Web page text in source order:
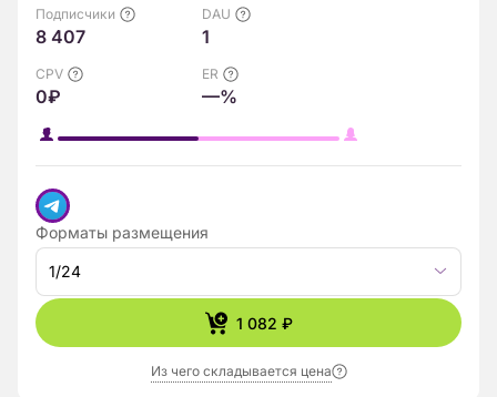
Подписчики
8 407
DAU
1
CPV
0₽
ER
—%
Форматы размещения
1/24
1 082 ₽
Из чего складывается цена